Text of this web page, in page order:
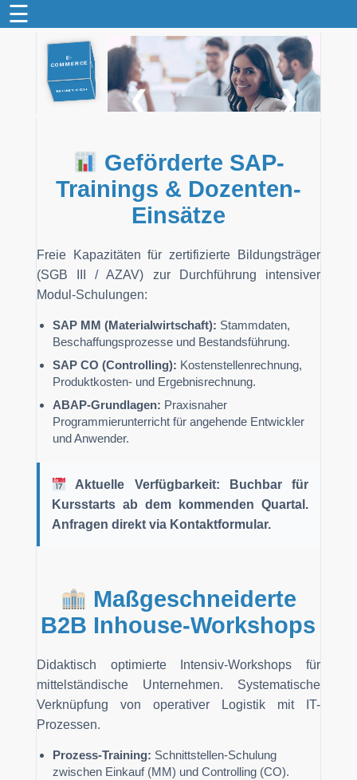
☰
E-
COMMERCE
DATENBANKENWEBSEITEN
BERATUNG
MCMTECH ❮ ❯
Geförderte SAP-
Trainings & Dozenten-
Einsätze
Freie Kapazitäten für zertifizierte Bildungsträger
(SGB III / AZAV) zur Durchführung intensiver
Modul-Schulungen:
SAP MM (Materialwirtschaft): Stammdaten,
Beschaffungsprozesse und Bestandsführung.
SAP CO (Controlling): Kostenstellenrechnung,
Produktkosten- und Ergebnisrechnung.
ABAP-Grundlagen: Praxisnaher
Programmierunterricht für angehende Entwickler
und Anwender.
Aktuelle Verfügbarkeit: Buchbar für
Kursstarts ab dem kommenden Quartal.
Anfragen direkt via Kontaktformular.
Maßgeschneiderte
B2B Inhouse-Workshops
Didaktisch optimierte Intensiv-Workshops für
mittelständische Unternehmen. Systematische
Verknüpfung von operativer Logistik mit IT-
Prozessen.
Prozess-Training: Schnittstellen-Schulung
zwischen Einkauf (MM) und Controlling (CO).